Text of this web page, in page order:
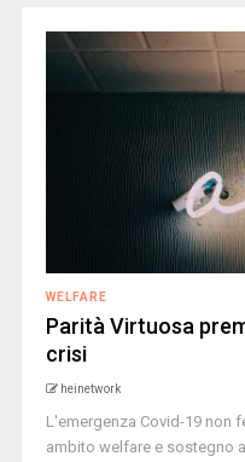
WELFARE
Parità Virtuosa
crisi
heinetwork
L'emergenza Covid-19 non
ambito welfare e sostegno